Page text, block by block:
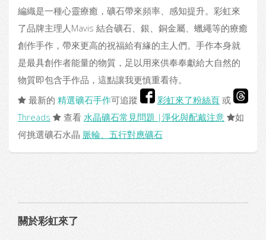
編織是一種心靈療癒，礦石帶來頻率、感知提升。彩虹來
了品牌主理人Mavis 結合礦石、銀、銅金屬、蠟繩等的療癒
創作手作，帶來更高的祝福給有緣的主人們。手作本身就
是最具創作者能量的物質，足以用來供奉奉獻給大自然的
物質即包含手作品，這點讓我更慎重看待。
最新的 精選礦石手作可追蹤 彩虹來了粉絲頁 或
Threads
查看 水晶礦石常見問題 |淨化與配戴注意
如
何挑選礦石水晶 脈輪、五行對應礦石
關於彩虹來了